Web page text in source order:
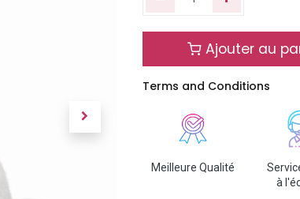
Ajouter au
Terms and Conditions
Meilleure Qualité
à